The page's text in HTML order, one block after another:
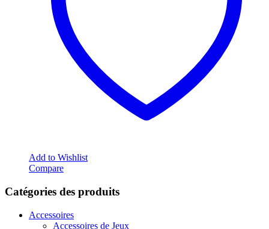
Add to Wishlist
Compare
Catégories des produits
Accessoires
Accessoires de Jeux